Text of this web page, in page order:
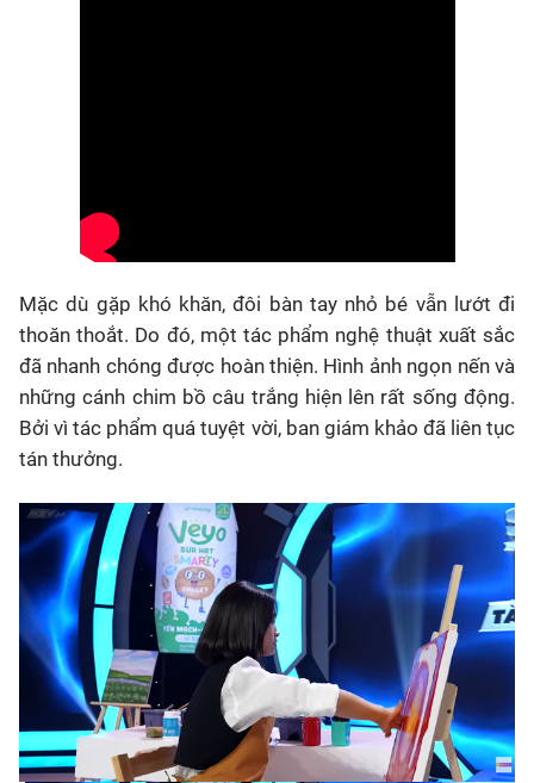
Mặc dù gặp khó khăn, đôi bàn tay nhỏ bé vẫn lướt đi
thoăn thoắt. Do đó, một tác phẩm nghệ thuật xuất sắc
đã nhanh chóng được hoàn thiện. Hình ảnh ngọn nến và
những cánh chim bồ câu trắng hiện lên rất sống động.
Bởi vì tác phẩm quá tuyệt vời, ban giám khảo đã liên tục
tán thưởng.